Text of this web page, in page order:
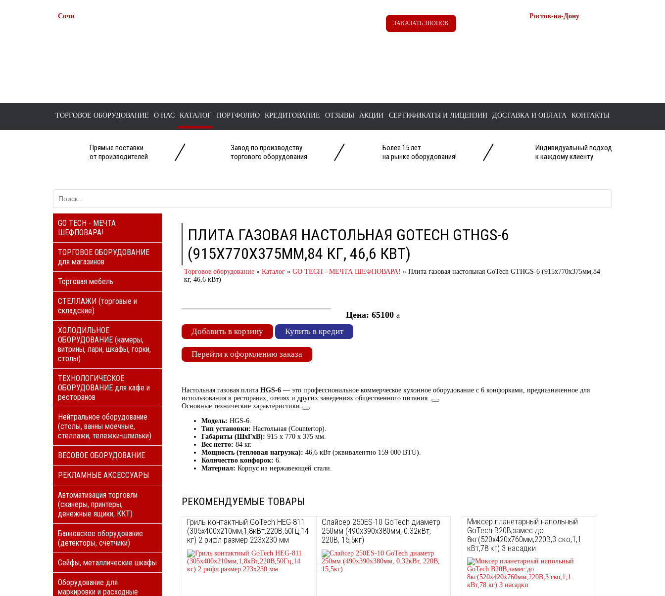
Сочи
ЗАКАЗАТЬ ЗВОНОК
Ростов-на-Дону
ТОРГОВОЕ ОБОРУДОВАНИЕ О НАС КАТАЛОГ ПОРТФОЛИО КРЕДИТОВАНИЕ ОТЗЫВЫ АКЦИИ СЕРТИФИКАТЫ И ЛИЦЕНЗИИ ДОСТАВКА И ОПЛАТА КОНТАКТЫ
Прямые поставки
от производителей
Завод по производству
торгового оборудования
Более 15 лет
на рынке оборудования!
Индивидуальный подход
к каждому клиенту
GO TECH - МЕЧТА
ШЕФПОВАРА!
ТОРГОВОЕ ОБОРУДОВАНИЕ
для магазинов
Торговая мебель
СТЕЛЛАЖИ (торговые и
складские)
ХОЛОДИЛЬНОЕ
ОБОРУДОВАНИЕ (камеры,
витрины, лари, шкафы, горки,
столы)
ТЕХНОЛОГИЧЕСКОЕ
ОБОРУДОВАНИЕ для кафе и
ресторанов
Нейтральное оборудование
(столы, ванны моечные,
стеллажи, тележки-шпильки)
ВЕСОВОЕ ОБОРУДОВАНИЕ
РЕКЛАМНЫЕ АКСЕССУАРЫ
Автоматизация торговли
(сканеры, принтеры,
денежные ящики, ККТ)
Банковское оборудование
(детекторы, счетчики)
Сейфы, металлические шкафы
Оборудование для
маркировки и расходные
ПЛИТА ГАЗОВАЯ НАСТОЛЬНАЯ GOTECH GTHGS-6
(915Х770Х375ММ,84 КГ, 46,6 КВТ)
Торговое оборудование » Каталог » GO TECH - МЕЧТА ШЕФПОВАРА! » Плита газовая настольная GoTech GTHGS-6 (915х770х375мм,84
кг, 46,6 кВт)
Цена: 65100 a
Добавить в корзину Купить в кредит
Перейти к оформлению заказа
Настольная газовая плита HGS-6 — это профессиональное коммерческое кухонное оборудование с 6 конфорками, предназначенное для
использования в ресторанах, отелях и других заведениях общественного питания.
Основные технические характеристики:
Модель: HGS-6.
Тип установки: Настольная (Countertop).
Габариты (ШхГхВ): 915 x 770 x 375 мм.
Вес нетто: 84 кг.
Мощность (тепловая нагрузка): 46,6 кВт (эквивалентно 159 000 BTU).
Количество конфорок: 6.
Материал: Корпус из нержавеющей стали.
РЕКОМЕНДУЕМЫЕ ТОВАРЫ
Гриль контактный GoTech HEG-811
(305х400х210мм,1,8кВт,220В,50Гц,14
кг) 2 рифл размер 223х230 мм
Слайсер 250ES-10 GoTech диаметр
250мм (490х390х380мм, 0.32кВт,
220В, 15,5кг)
Миксер планетарный напольный
GoTech B20B,замес до
8кг(520х420х760мм,220В,3 ско,1,1
кВт,78 кг) 3 насадки